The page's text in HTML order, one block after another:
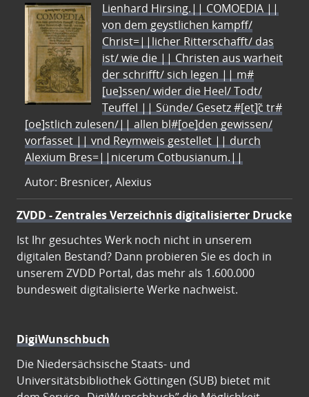
Lienhard Hirsing.|| COMOEDIA ||
von dem geystlichen kampff/
Christ=||licher Ritterschafft/ das
ist/ wie die || Christen aus warheit
der schrifft/ sich legen || m#
[ue]ssen/ wider die Heel/ Todt/
Teuffel || Sünde/ Gesetz #[et]c̃ tr#
[oe]stlich zulesen/|| allen bl#[oe]den gewissen/
vorfasset || vnd Reymweis gestellet || durch
Alexium Bres=||nicerum Cotbusianum.||
Autor: Bresnicer, Alexius
ZVDD - Zentrales Verzeichnis digitalisierter Drucke
Ist Ihr gesuchtes Werk noch nicht in unserem
digitalen Bestand? Dann probieren Sie es doch in
unserem ZVDD Portal, das mehr als 1.600.000
bundesweit digitalisierte Werke nachweist.
DigiWunschbuch
Die Niedersächsische Staats- und
Universitätsbibliothek Göttingen (SUB) bietet mit